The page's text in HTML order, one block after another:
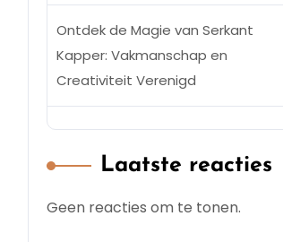
Ontdek de Magie van Serkant
Kapper: Vakmanschap en
Creativiteit Verenigd
Laatste reacties
Geen reacties om te tonen.